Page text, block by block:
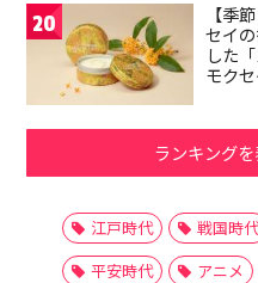
20
【季
セイ
した
モク
ランキング
江戸時代 戦国時代
平安時代
アニメ